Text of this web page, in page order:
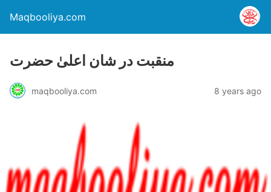
Maqbooliya.com
منقبت در شان اعلیٰ حضرت
maqbooliya.com 8 years ago